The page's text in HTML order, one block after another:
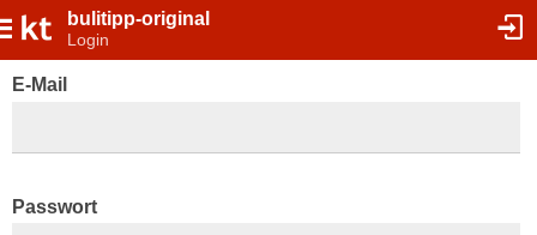
bulitipp-original
Login
E-Mail
Passwort